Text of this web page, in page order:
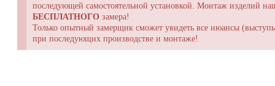
последующей самостоятельной установкой. Монтаж изделий
БЕСПЛАТНОГО замера!
Только опытный замерщик сможет увидеть все нюансы
при последующих производстве и монтаже!